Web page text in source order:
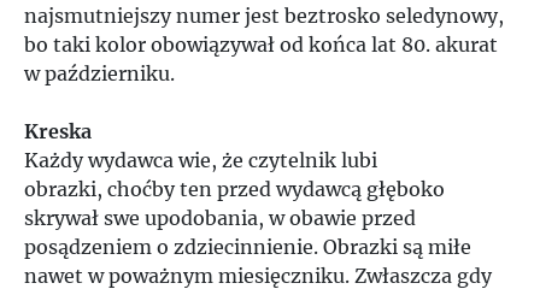
najsmutniejszy numer jest beztrosko seledynowy,
bo taki kolor obowiązywał od końca lat 80. akurat
w październiku.
Kreska
Każdy wydawca wie, że czytelnik lubi
obrazki, choćby ten przed wydawcą głęboko
skrywał swe upodobania, w obawie przed
posądzeniem o zdziecinnienie. Obrazki są miłe
nawet w poważnym miesięczniku. Zwłaszcza gdy